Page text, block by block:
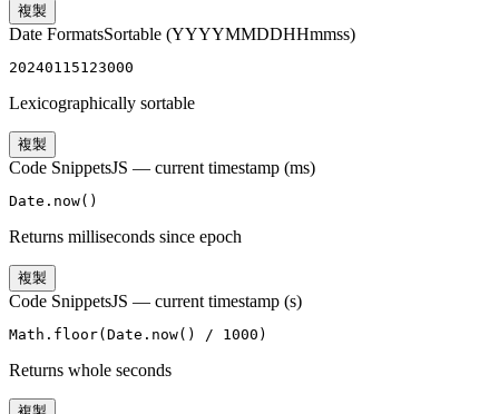
複製
Date FormatsSortable (YYYYMMDDHHmmss)
20240115123000
Lexicographically sortable
複製
Code SnippetsJS — current timestamp (ms)
Date.now()
Returns milliseconds since epoch
複製
Code SnippetsJS — current timestamp (s)
Math.floor(Date.now() / 1000)
Returns whole seconds